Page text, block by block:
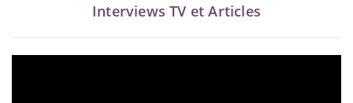
Interviews TV et Articles